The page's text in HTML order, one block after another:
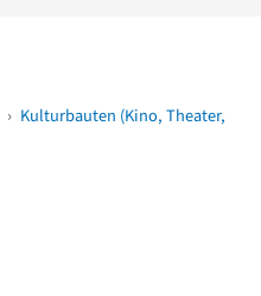
› Kulturbauten (Kino, Theater,